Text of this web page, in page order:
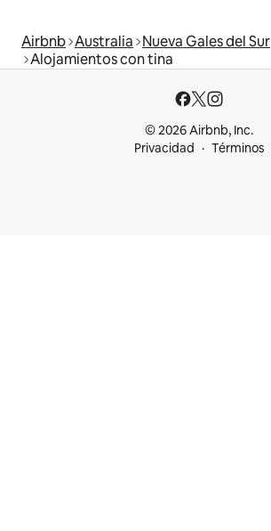
Airbnb Australia Nueva Gales del Sur
Alojamientos con tina
© 2026 Airbnb, Inc.
Privacidad
Términos